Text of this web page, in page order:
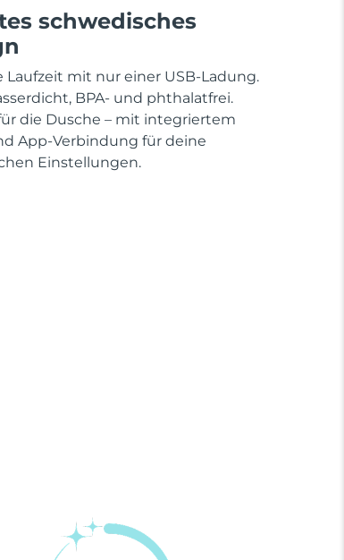
schwedisches
Laufzeit mit nur einer USB-Ladung.
BPA- und phthalatfrei.
die Dusche – mit integriertem
App-Verbindung für deine
Einstellungen.